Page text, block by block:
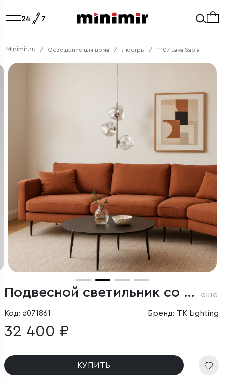
Minimir.ru Освещение для дома Люстры 11107 Lava Sabia
Подвесной светильник со стеклянными плафонами еще
Код: a071861 Бренд: TK Lighting
32 400 ₽
КУПИТЬ